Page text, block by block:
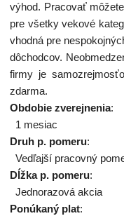
výhod. Pracovať
pre všetky vekové
vhodná pre
dôchodcov.
firmy je
zdarma.
Obdobie zverejnenia:
1 mesiac
Druh p. pomeru:
Vedľajší pracovný
Dĺžka p. pomeru:
Jednorazová akcia
Ponúkaný plat: